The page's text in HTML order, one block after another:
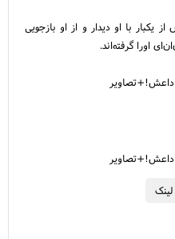
با او دیدار و از او بازجویی
اورا گرفته‌اند.